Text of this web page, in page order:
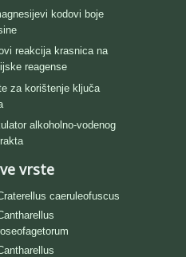
kodovi boje
reakcija krasnica na
reagense
za korištenje ključa
alkoholno-vodenog
vrste
caeruleofuscus